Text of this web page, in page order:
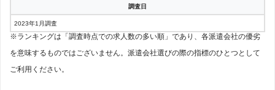
調査日
2023年1月調査
※ランキングは「調査時点での求人数の多い順」であり、各派遣会社の優劣
を意味するものではございません。派遣会社選びの際の指標のひとつとして
ご利用ください。